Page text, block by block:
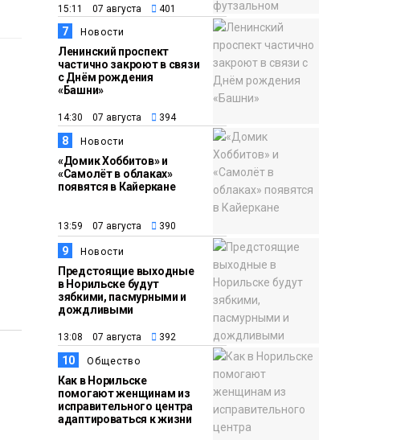
15:11 07 августа 401
7 Новости
Ленинский проспект
частично закроют в связи
с Днём рождения
«Башни»
14:30 07 августа 394
8 Новости
«Домик Хоббитов» и
«Самолёт в облаках»
появятся в Кайеркане
13:59 07 августа 390
9 Новости
Предстоящие выходные
в Норильске будут
зябкими, пасмурными и
дождливыми
13:08 07 августа 392
10 Общество
Как в Норильске
помогают женщинам из
исправительного центра
адаптироваться к жизни